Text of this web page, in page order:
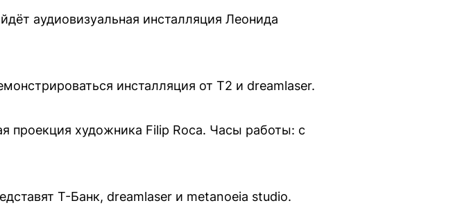
аудиовизуальная инсталляция Леонида
инсталляция от Т2 и dreamlaser.
проекция художника Filip Roca. Часы работы: с
Т-Банк, dreamlaser и metanoeia studio.